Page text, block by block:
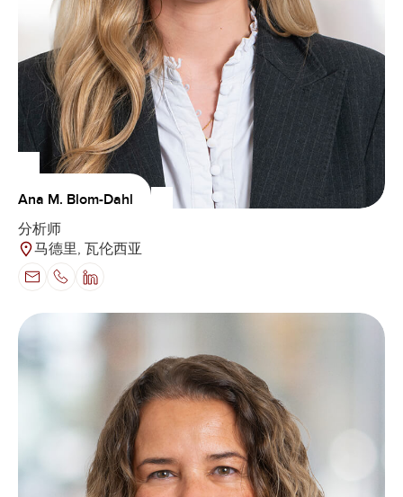
Ana M. Blom-Dahl
分析师
马德里, 瓦伦西亚